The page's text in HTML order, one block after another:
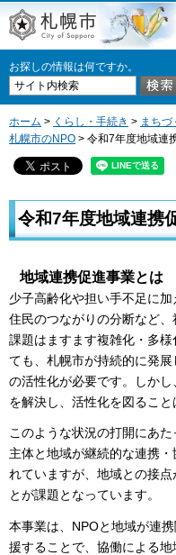
札幌市
お探しの情報は何ですか。
ホーム > くらし・手続き > まち
札幌市のNPO > 令和7年度地域連
令和7年度地域連携
地域連携促進事業とは
少子高齢化や担い手不足に
住民のつながりの分断など
課題はますます複雑化・多
ても、札幌市が持続的に発
の活性化が必要です。しか
を解決し、活性化を図ること
このような状況の打開にあ
主体と地域が継続的な連携
れていますが、地域との接
とが課題となっています。
本事業は、NPOと地域が連
援することで、協働による